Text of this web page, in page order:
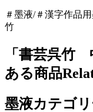
＃墨液/＃漢字作品
竹
「書芸呉竹
ある商品
墨液カテゴ